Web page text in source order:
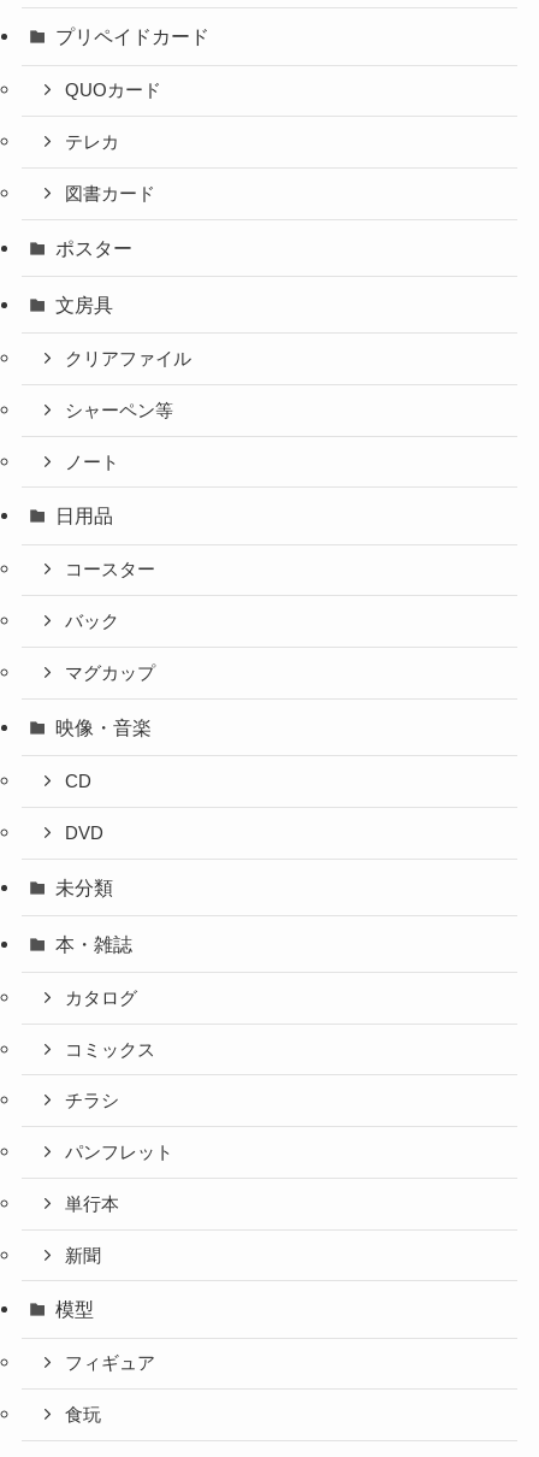
プリペイドカード
QUOカード
テレカ
図書カード
ポスター
文房具
クリアファイル
シャーペン等
ノート
日用品
コースター
バック
マグカップ
映像・音楽
CD
DVD
未分類
本・雑誌
カタログ
コミックス
チラシ
パンフレット
単行本
新聞
模型
フィギュア
食玩